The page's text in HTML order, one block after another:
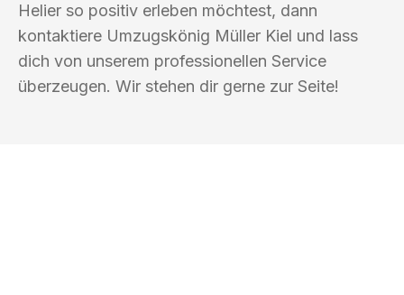
Helier so positiv erleben möchtest, dann
kontaktiere Umzugskönig Müller Kiel und lass
dich von unserem professionellen Service
überzeugen. Wir stehen dir gerne zur Seite!